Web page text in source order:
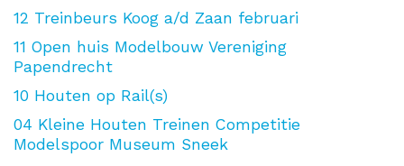
12 Treinbeurs Koog a/d Zaan februari
11 Open huis Modelbouw Vereniging
Papendrecht
10 Houten op Rail(s)
04 Kleine Houten Treinen Competitie
Modelspoor Museum Sneek